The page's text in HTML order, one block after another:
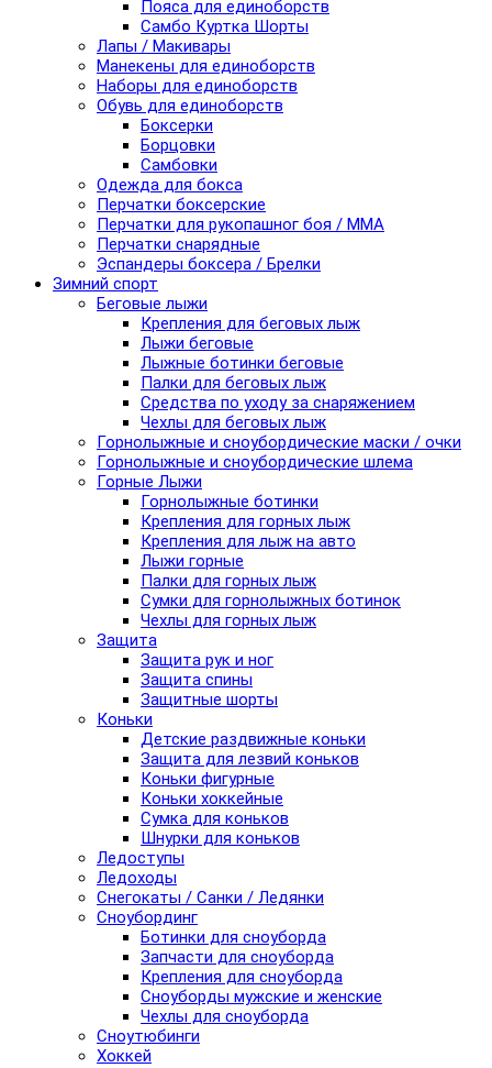
Пояса для единоборств
Самбо Куртка Шорты
Лапы / Макивары
Манекены для единоборств
Наборы для единоборств
Обувь для единоборств
Боксерки
Борцовки
Самбовки
Одежда для бокса
Перчатки боксерские
Перчатки для рукопашног боя / ММА
Перчатки снарядные
Эспандеры боксера / Брелки
Зимний спорт
Беговые лыжи
Крепления для беговых лыж
Лыжи беговые
Лыжные ботинки беговые
Палки для беговых лыж
Средства по уходу за снаряжением
Чехлы для беговых лыж
Горнолыжные и сноубордические маски / очки
Горнолыжные и сноубордические шлема
Горные Лыжи
Горнолыжные ботинки
Крепления для горных лыж
Крепления для лыж на авто
Лыжи горные
Палки для горных лыж
Сумки для горнолыжных ботинок
Чехлы для горных лыж
Защита
Защита рук и ног
Защита спины
Защитные шорты
Коньки
Детские раздвижные коньки
Защита для лезвий коньков
Коньки фигурные
Коньки хоккейные
Сумка для коньков
Шнурки для коньков
Ледоступы
Ледоходы
Снегокаты / Санки / Ледянки
Сноубординг
Ботинки для сноуборда
Запчасти для сноуборда
Крепления для сноуборда
Сноуборды мужские и женские
Чехлы для сноуборда
Сноутюбинги
Хоккей